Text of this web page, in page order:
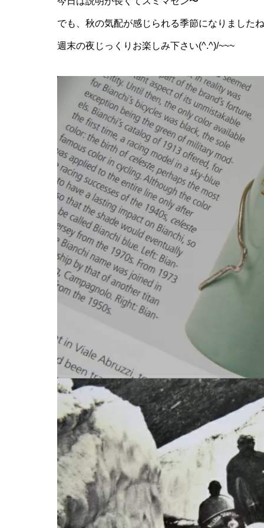
でも、秋の気配が感じられる季節になりました
週末の夜じっくりお楽しみ下さい(^.^)/~~~